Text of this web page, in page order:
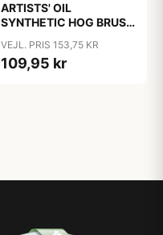
ARTISTS' OIL
SYNTHETIC HOG BRUSH
VEJL. PRIS 153,75 KR
109,95 kr